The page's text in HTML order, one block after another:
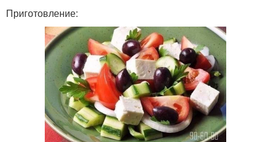
Приготовление: